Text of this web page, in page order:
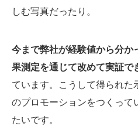
しむ写真だったり。
今まで弊社が経験値から分か
果測定を通じて改めて実証で
ています。こうして得られた
のプロモーションをつくって
たいです。